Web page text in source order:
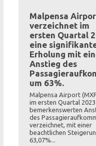
Malpensa
verzeichnet im
ersten Quartal
eine
Erholung mit
Anstieg des
um 63%.
Malpensa Airport
im ersten Quartal 2023
bemerkenswerten
des
verzeichnet, mit einer
beachtlichen
63,07%...